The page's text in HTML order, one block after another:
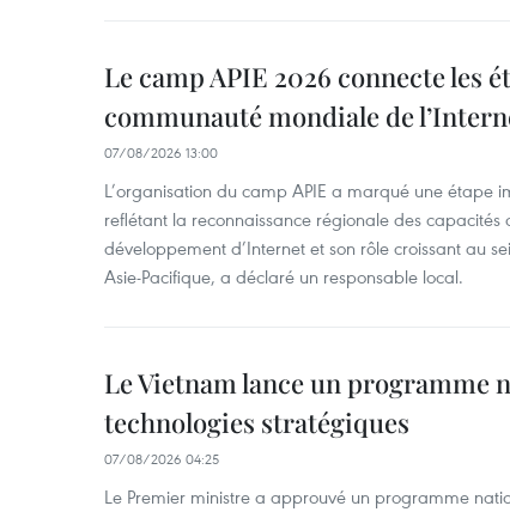
Le camp APIE 2026 connecte les
communauté mondiale de
07/08/2026 13:00
L’organisation du camp APIE a marqué une étape
reflétant la reconnaissance régionale des
développement d’Internet et son rôle croissant au
Asie-Pacifique, a déclaré un responsable local.
Le Vietnam lance un programme
technologies stratégiques
07/08/2026 04:25
Le Premier ministre a approuvé un programme